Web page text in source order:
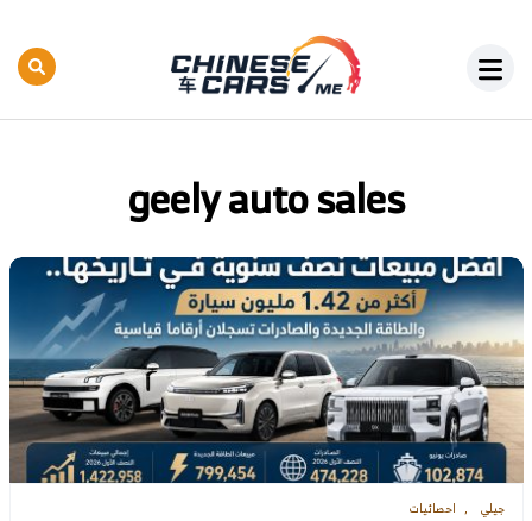
geely auto sales
جيلي احصائيات